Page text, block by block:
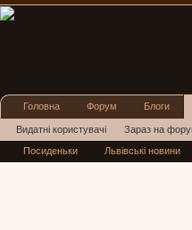
Головна Форум Блоги
Видатні користувачі Зараз на
Нові повідомлення профілю
Посиденьки Львівські новини